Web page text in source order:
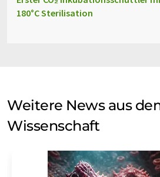
180°C Sterilisation
Weitere News aus
Wissenschaft